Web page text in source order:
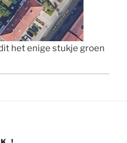
het enige stukje groen